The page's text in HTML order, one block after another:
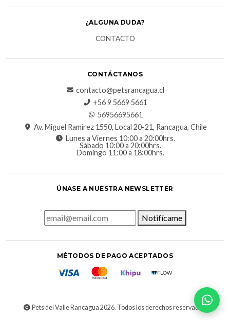
¿ALGUNA DUDA?
CONTACTO
CONTÁCTANOS
contacto@petsrancagua.cl
‪+56 9 5669 5661‬
56956695661‬
Av. Miguel Ramírez 1550, Local 20-21, Rancagua, Chile
Lunes a Viernes 10:00 a 20:00hrs.
Sábado 10:00 a 20:00hrs.
Domingo 11:00 a 18:00hrs.
ÚNASE A NUESTRA NEWSLETTER
Notifícame
MÉTODOS DE PAGO ACEPTADOS
Pets del Valle Rancagua 2026. Todos los derechos reservados.